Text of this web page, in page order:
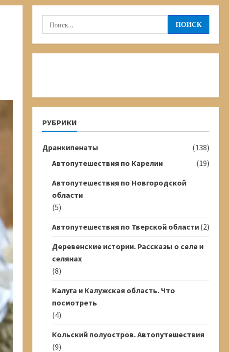
Найти:
РУБРИКИ
Дранкипенаты
(138)
Автопутешествия по Карелии
(19)
Автопутешествия по Новгородской
области
(5)
Автопутешествия по Тверской области(2)
Деревенские истории. Рассказы о селе и
селянах
(8)
Калуга и Калужская область. Что
посмотреть
(4)
Кольский полуостров. Автопутешествия
(9)